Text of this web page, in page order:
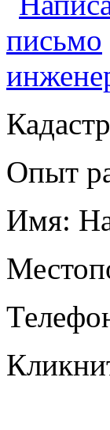
Опыт
Имя: